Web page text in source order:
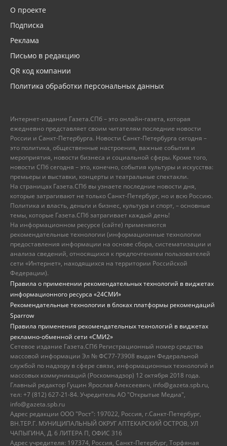
О проекте
Подписка
Реклама
Письмо в редакцию
QR код компании
Политика обработки персональных данных
Интернет-издание Газета.СПб – это онлайн-газета, которая
ежедневно представляет своим читателям последние новости
России и Санкт-Петербурга. Новости Санкт-Петербурга сегодня –
это политика, общественные настроения, важные события и
мероприятия, новости бизнеса и социальной сферы. Кроме того,
новости СПб сегодня – это, конечно, события культуры и искусства:
премьеры и выставки, концерты и театральные спектакли.
На страницах Газета.СПб вы узнаете последние новости дня,
которые затрагивают не только Санкт-Петербург, но и всю Россию.
Политика и власть, деньги и бизнес, культура и спорт, – основные
темы, которые Газета.СПб затрагивает каждый день!
На информационном ресурсе (сайте) применяются
рекомендательные технологии (информационные технологии
предоставления информации на основе сбора, систематизации и
анализа сведений, относящихся к предпочтениям пользователей
сети «Интернет», находящихся на территории Российской
Федерации).
Правила о применении рекомендательных технологий в виджетах
информационного ресурса «24СМИ»
Рекомендательные технологии в блоках платформы рекомендаций
Sparrow
Правила применения рекомендательных технологий в виджетах
рекламно-обменной сети «СМИ2»
Сетевое издание Газета.СПб Регистрационный номер средства
массовой информации Эл № ФС77-73908 выдан Федеральной
службой по надзору в сфере связи, информационных технологий и
массовых коммуникаций (Роскомнадзор) 12 октября 2018 года.
Главный редактор Гущин Ярослав Алексеевич, info@gazeta.spb.ru,
тел: +7 (812) 627-21-84. Учредитель АО "Открытые Медиа",
info@gazeta.spb.ru
Адрес редакции ООО "Рост": 197022, Россия, г.Санкт-Петербург,
ВН.ТЕР.Г. МУНИЦИПАЛЬНЫЙ ОКРУГ АПТЕКАРСКИЙ ОСТРОВ, УЛ
ЧАПЫГИНА, Д. 6 ЛИТЕРА П, ОФИС 316
Адрес учредителя: 197374, Россия, Санкт-Петербург, Торфяная